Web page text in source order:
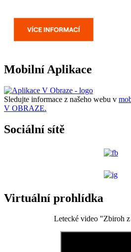
Mobilní Aplikace
Sledujte informace z našeho webu v
V OBRAZE.
Sociální sítě
Virtuální prohlídka
Letecké video "Zbiroh